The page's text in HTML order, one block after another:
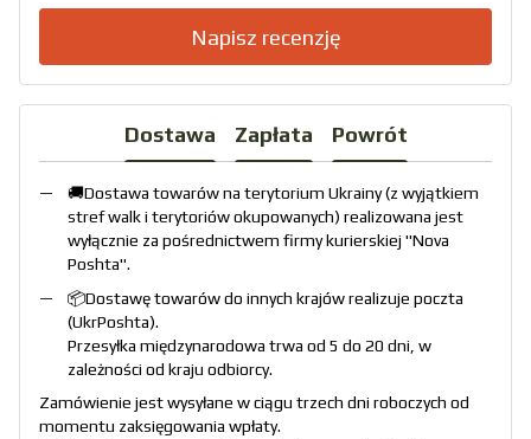
Napisz recenzję
Dostawa Zapłata Powrót
🚚Dostawa towarów na terytorium Ukrainy (z wyjątkiem
stref walk i terytoriów okupowanych) realizowana jest
wyłącznie za pośrednictwem firmy kurierskiej "Nova
Poshta".
📦Dostawę towarów do innych krajów realizuje poczta
(UkrPoshta).
Przesyłka międzynarodowa trwa od 5 do 20 dni, w
zależności od kraju odbiorcy.
Zamówienie jest wysyłane w ciągu trzech dni roboczych od
momentu zaksięgowania wpłaty.